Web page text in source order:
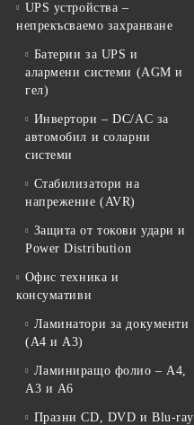
UPS устройства –
непрекъсваемо захранване
Батерии за UPS и
алармени системи (AGM и
гел)
Инвертори – DC/AC за
автомобил и соларни
системи
Стабилизатори на
напрежение (AVR)
Защита от токови удари и
Power Distribution
Офис техника и
консумативи
Ламинатори за документи
(A4 и A3)
Ламиниращо фолио – A4,
A3 и A6
Празни CD, DVD и Blu-ray